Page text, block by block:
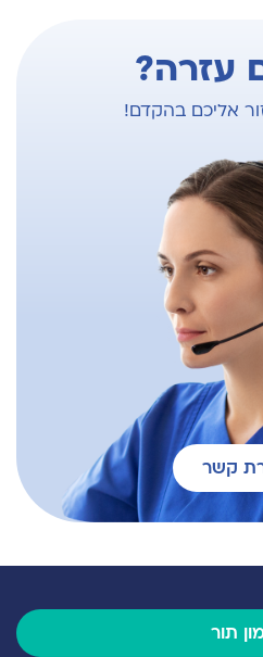
עזרה?
אליכם בהקדם!
קשר
תור